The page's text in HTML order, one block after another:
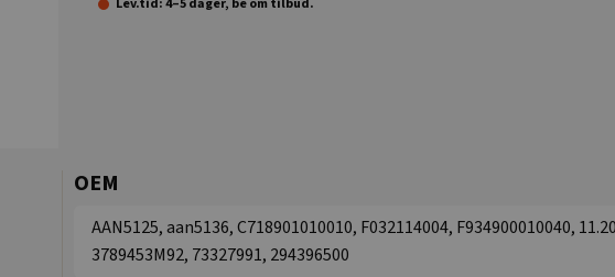
Lev.tid: 4–5 dager, be om tilbud.
OEM
AAN5125, aan5136, C718901010010, F032114004, F934900010040,
3789453M92, 73327991, 294396500